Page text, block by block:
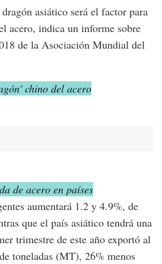
asiático será el factor para
acero, indica un informe sobre
de la Asociación Mundial del
chino del acero
de acero en países
aumentará 1.2 y 4.9%, de
que el país asiático tendrá una
trimestre de este año exportó al
toneladas (MT), 26% menos